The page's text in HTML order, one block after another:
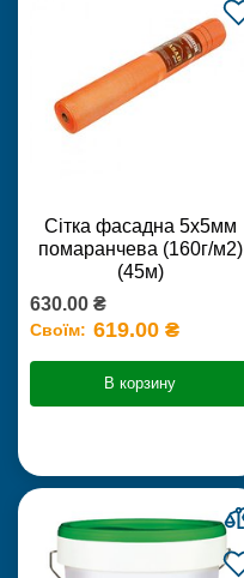
Сітка фасадна 5х5мм
помаранчева (160г/м2)
(45м)
630.00 ₴
Своїм: 619.00 ₴
В корзину